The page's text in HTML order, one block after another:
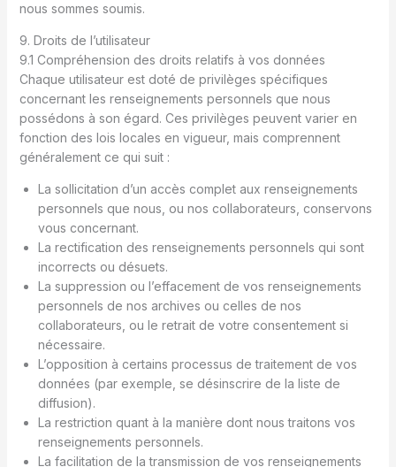
nous sommes soumis.
9. Droits de l’utilisateur
9.1 Compréhension des droits relatifs à vos données
Chaque utilisateur est doté de privilèges spécifiques
concernant les renseignements personnels que nous
possédons à son égard. Ces privilèges peuvent varier en
fonction des lois locales en vigueur, mais comprennent
généralement ce qui suit :
La sollicitation d’un accès complet aux renseignements
personnels que nous, ou nos collaborateurs, conservons
vous concernant.
La rectification des renseignements personnels qui sont
incorrects ou désuets.
La suppression ou l’effacement de vos renseignements
personnels de nos archives ou celles de nos
collaborateurs, ou le retrait de votre consentement si
nécessaire.
L’opposition à certains processus de traitement de vos
données (par exemple, se désinscrire de la liste de
diffusion).
La restriction quant à la manière dont nous traitons vos
renseignements personnels.
La facilitation de la transmission de vos renseignements